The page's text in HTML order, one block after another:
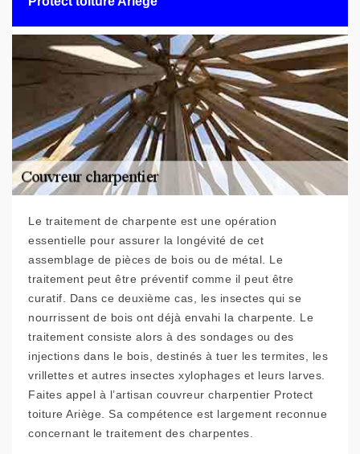
Le traitement de charpente est une opération
essentielle pour assurer la longévité de cet
assemblage de pièces de bois ou de métal. Le
traitement peut être préventif comme il peut être
curatif. Dans ce deuxième cas, les insectes qui se
nourrissent de bois ont déjà envahi la charpente. Le
traitement consiste alors à des sondages ou des
injections dans le bois, destinés à tuer les termites, les
vrillettes et autres insectes xylophages et leurs larves.
Faites appel à l’artisan couvreur charpentier Protect
toiture Ariège. Sa compétence est largement reconnue
concernant le traitement des charpentes.